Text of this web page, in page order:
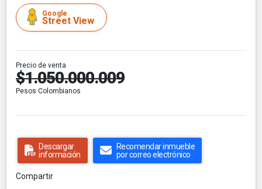
Google
Street View
Precio de venta
$1.050.000.009
Pesos Colombianos
Descargar
información
Recomendar inmueble
por correo electrónico
Compartir